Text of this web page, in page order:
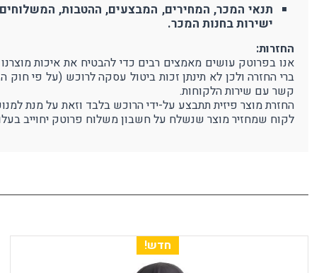
תנאי המכר, המחירים, המבצעים, ההטבות,
ישירות בחנות המכר.
החזרות:
ברי החזרה ולכן לא תינתן זכות ביטול עסקה לרוכש (על פי
קשר עם שירות הלקוחות.
החזרת מוצר פיזית תתבצע על-ידי הרוכש בלבד וזאת על מנת
לקוח שמחזיר מוצר שנשלח על חשבון משלוח פרוטק יחוייב
חדש!